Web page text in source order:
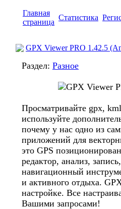
Главная
страница
Статистика
GPX Viewer PRO 1.42.5
Раздел: Разное
Просматривайте gpx,
используйте
почему у нас одно из
приложений для
это GPS
редактор, анализ,
навигационный
и активного отдыха.
настройке. Все
Вашими запросами!